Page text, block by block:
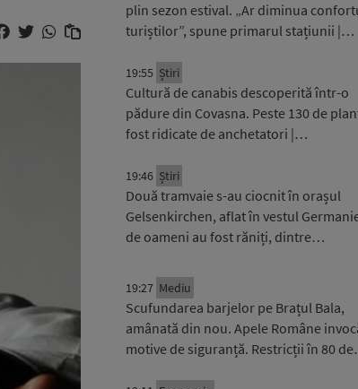
plin sezon estival. „Ar diminua
turiștilor”, spune primarul stațiunii |…
19:55 Știri
Cultură de canabis descoperită într-o
pădure din Covasna. Peste 130 de
fost ridicate de anchetatori |…
19:46 Știri
Două tramvaie s-au ciocnit în orașul
Gelsenkirchen, aflat în vestul
de oameni au fost răniți, dintre…
19:27 Mediu
Scufundarea barjelor pe Brațul Bala,
amânată din nou. Apele Române
motive de siguranță. Restricții în 80